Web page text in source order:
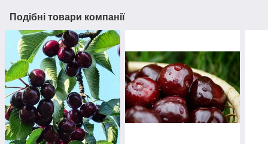
Подібні товари компанії